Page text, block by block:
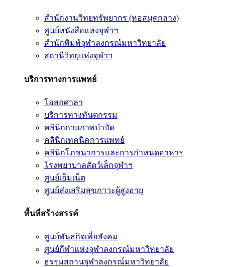
สำนักงานวิทยทรัพยากร (หอสมุดกลาง)
ศูนย์หนังสือแห่งจุฬาฯ
สำนักพิมพ์จุฬาลงกรณ์มหาวิทยาลัย
สถานีวิทยุแห่งจุฬาฯ
บริการทางการแพทย์
โอสถศาลา
บริการทางทันตกรรม
คลินิกกายภาพบำบัด
คลินิกเทคนิคการแพทย์
คลินิกโภชนาการและการกำหนดอาหาร
โรงพยาบาลสัตว์เล็กจุฬาฯ
ศูนย์เอ็มเน็ต
ศูนย์ส่งเสริมสุขภาวะผู้สูงอายุ
พื้นที่สร้างสรรค์
ศูนย์พันธกิจเพื่อสังคม
ศูนย์กีฬาแห่งจุฬาลงกรณ์มหาวิทยาลัย
ธรรมสถานจุฬาลงกรณ์มหาวิทยาลัย